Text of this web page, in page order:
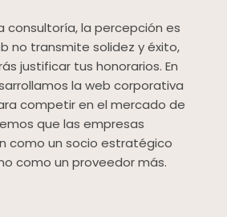
consultoría, la percepción es
no transmite solidez y éxito,
justificar tus honorarios. En
la web corporativa
competir en el mercado de
que las empresas
como un socio estratégico
como un proveedor más.